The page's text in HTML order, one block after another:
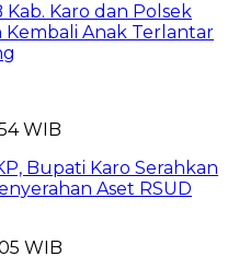
Kab. Karo dan Polsek
Kembali Anak Terlantar
WIB
Bupati Karo Serahkan
Aset RSUD
WIB